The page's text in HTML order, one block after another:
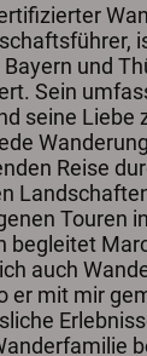
Bayern und
Sein
seine Liebe
Reise
Touren
begleitet
auch
er mit mir